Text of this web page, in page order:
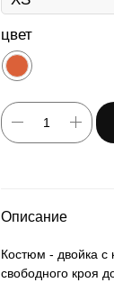
цвет
Описание
Костюм - двойка
свободного кроя